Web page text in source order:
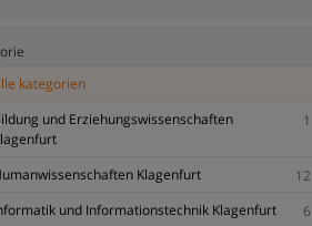
kategorien
und Erziehungswissenschaften
1
Klagenfurt
12
und Informationstechnik Klagenfurt
6